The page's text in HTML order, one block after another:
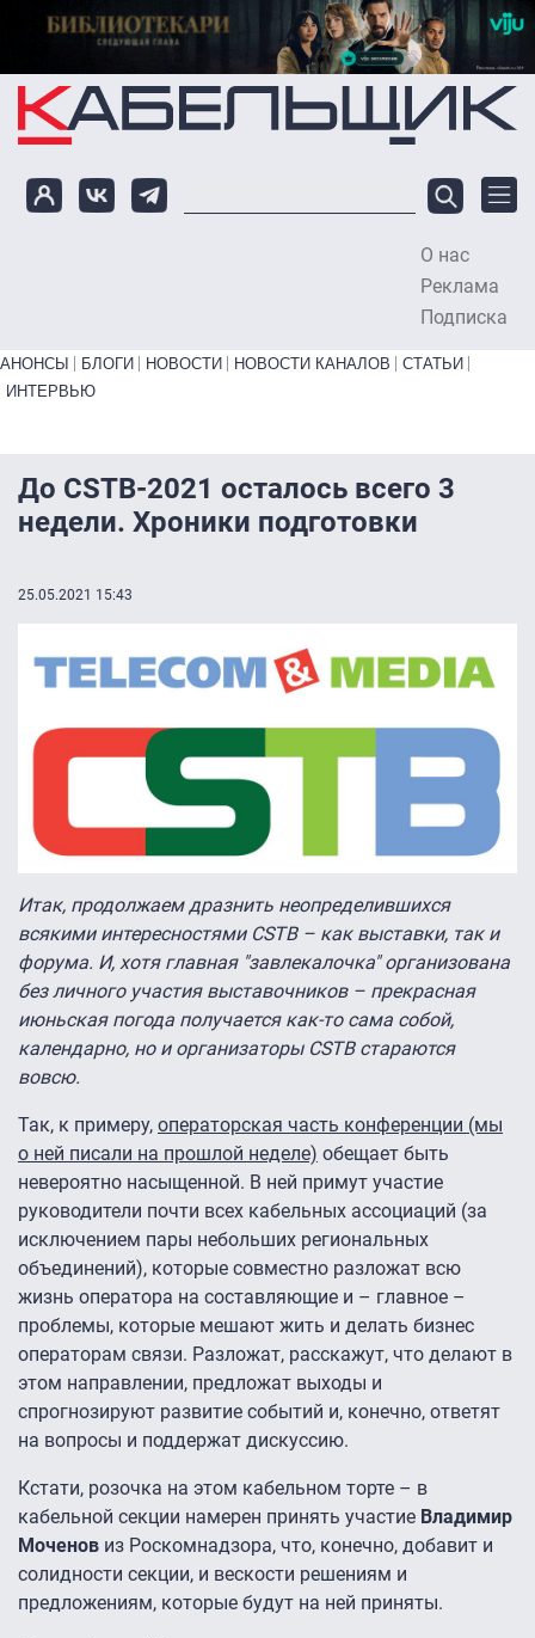
Перейти к основному содержанию
О нас
Реклама
Подписка
Primary links bottom
АНОНСЫ БЛОГИ НОВОСТИ НОВОСТИ КАНАЛОВ
СТАТЬИ
ИНТЕРВЬЮ
До CSTB-2021 осталось всего 3
недели. Хроники подготовки
25.05.2021 15:43
Итак, продолжаем дразнить неопределившихся
всякими интересностями CSTB – как выставки, так и
форума. И, хотя главная "завлекалочка" организована
без личного участия выставочников – прекрасная
июньская погода получается как-то сама собой,
календарно, но и организаторы CSTB стараются
вовсю.
Так, к примеру, операторская часть конференции (мы
о ней писали на прошлой неделе) обещает быть
невероятно насыщенной. В ней примут участие
руководители почти всех кабельных ассоциаций (за
исключением пары небольших региональных
объединений), которые совместно разложат всю
жизнь оператора на составляющие и – главное –
проблемы, которые мешают жить и делать бизнес
операторам связи. Разложат, расскажут, что делают в
этом направлении, предложат выходы и
спрогнозируют развитие событий и, конечно, ответят
на вопросы и поддержат дискуссию.
Кстати, розочка на этом кабельном торте – в
кабельной секции намерен принять участие Владимир
Моченов из Роскомнадзора, что, конечно, добавит и
солидности секции, и вескости решениям и
предложениям, которые будут на ней приняты.